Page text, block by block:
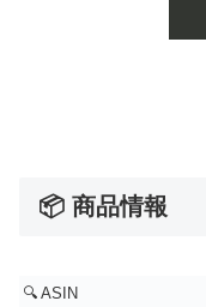
📦 商品情報
🔍 ASIN